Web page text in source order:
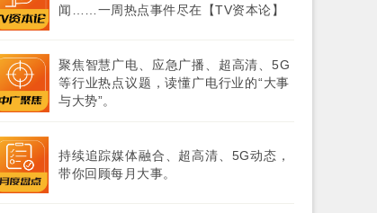
闻……一周热点事件尽在【TV资本论】
聚焦智慧广电、应急广播、超高清、5G
等行业热点议题，读懂广电行业的“大事
与大势”。
持续追踪媒体融合、超高清、5G动态，
带你回顾每月大事。